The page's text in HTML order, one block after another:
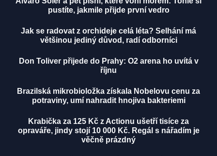
pustíte, jakmile přijde první vedro
Jak se radovat z orchideje celá léta? Selhání má
většinou jediný důvod, radí odborníci
Don Toliver přijede do Prahy: O2 arena ho uvítá v
říjnu
Brazilská mikrobioložka získala Nobelovu cenu za
potraviny, umí nahradit hnojiva bakteriemi
Krabička za 125 Kč z Actionu ušetří tisíce za
opraváře, jindy stojí 10 000 Kč. Regál s nářadím je
věčně prázdný